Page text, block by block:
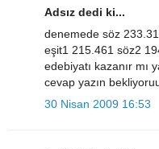
Adsız dedi ki...
denemede söz
eşit1 215.461 söz2
edebiyatı kazanır mı
cevap yazın
30 Nisan 2009 16:53